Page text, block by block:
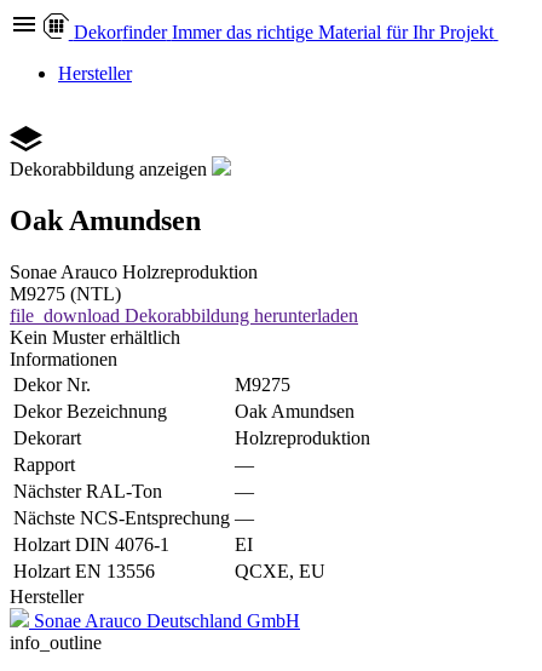
Dekorfinder Immer das richtige Material für Ihr Projekt
Hersteller
Dekorabbildung anzeigen
Oak Amundsen
Sonae Arauco Holzreproduktion
M9275 (NTL)
file_download Dekorabbildung herunterladen
Kein Muster erhältlich
Informationen
Dekor Nr.
M9275
Dekor Bezeichnung
Oak Amundsen
Dekorart
Holzreproduktion
Rapport
—
Nächster RAL-Ton
—
Nächste NCS-Entsprechung —
Holzart DIN 4076-1
EI
Holzart EN 13556
QCXE, EU
Hersteller
Sonae Arauco Deutschland GmbH
info_outline